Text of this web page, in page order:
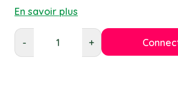
En savoir plus
- +